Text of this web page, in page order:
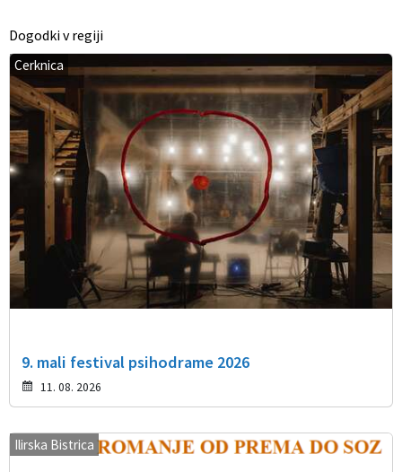
Dogodki v regiji
Cerknica
9. mali festival psihodrame 2026
11. 08. 2026
Ilirska Bistrica